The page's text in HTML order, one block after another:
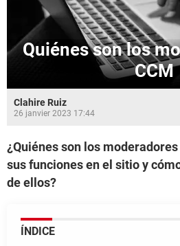
Quiénes son los
CCM
Clahire Ruiz
26 janvier 2023 17:44
¿Quiénes son los
sus funciones en el sitio y
de ellos?
ÍNDICE